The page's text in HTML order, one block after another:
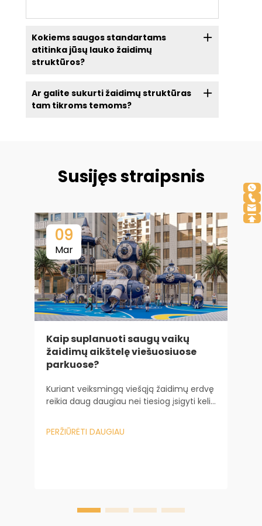
Kokiems saugos standartams
atitinka jūsų lauko žaidimų
struktūros?
Ar galite sukurti žaidimų struktūras
tam tikroms temoms?
Susijęs straipsnis
09
Mar
Kaip suplanuoti saugų vaikų
žaidimų aikštelę viešuosiuose
parkuose?
Kuriant veiksmingą viešąją žaidimų erdvę
reikia daug daugiau nei tiesiog įsigyti kelių
sudėtingos inžinerinės ir psichologinės
analizės. Valdant didelio masto miesto...
PERŽIŪRĖTI DAUGIAU